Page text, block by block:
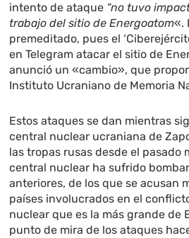
intento de ataque “no tuvo
trabajo del sitio de Energoatom«.
premeditado, pues el
en Telegram atacar el sitio de
anunció un «cambio», que
Instituto Ucraniano de Memoria
Estos ataques se dan mientras
central nuclear ucraniana de
las tropas rusas desde el pasado
central nuclear ha sufrido
anteriores, de los que se acusan
países involucrados en el
nuclear que es la más grande de
punto de mira de los ataques